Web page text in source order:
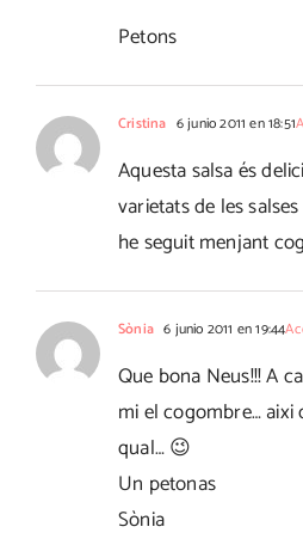
Petons
Cristina 6 junio 2011 en 18:51
Aquesta salsa és
varietats de les
he seguit menjant
Sònia 6 junio 2011 en 19:44
Que bona Neus!!! A
mi el cogombre…
qual… 😉
Un petonas
Sònia